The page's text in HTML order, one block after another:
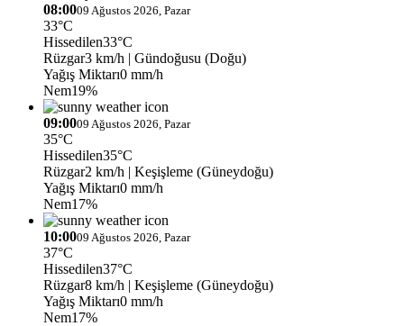
08:0009 Ağustos 2026, Pazar
33°C
Hissedilen33°C
Rüzgar3 km/h | Gündoğusu (Doğu)
Yağış Miktarı0 mm/h
Nem19%
09:0009 Ağustos 2026, Pazar
35°C
Hissedilen35°C
Rüzgar2 km/h | Keşişleme (Güneydoğu)
Yağış Miktarı0 mm/h
Nem17%
10:0009 Ağustos 2026, Pazar
37°C
Hissedilen37°C
Rüzgar8 km/h | Keşişleme (Güneydoğu)
Yağış Miktarı0 mm/h
Nem17%